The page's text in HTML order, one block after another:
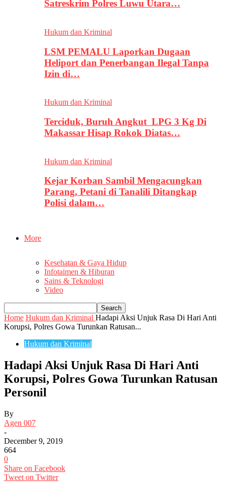
Satreskrim Polres Luwu Utara…
Hukum dan Kriminal
LSM PEMALU Laporkan Dugaan
Heliport dan Penerbangan Ilegal Tanpa
Izin di…
Hukum dan Kriminal
Terciduk, Buruh Angkut LPG 3 Kg Di
Makassar Hisap Rokok Diatas…
Hukum dan Kriminal
Kejar Korban Sambil Mengacungkan
Parang, Petani di Tanalili Ditangkap
Polisi dalam…
More
Kesehatan & Gaya Hidup
Infotaimen & Hiburan
Sains & Teknologi
Video
Home Hukum dan Kriminal Hadapi Aksi Unjuk Rasa Di Hari Anti
Korupsi, Polres Gowa Turunkan Ratusan...
Hukum dan Kriminal
Hadapi Aksi Unjuk Rasa Di Hari Anti
Korupsi, Polres Gowa Turunkan Ratusan
Personil
By
Agen 007
-
December 9, 2019
664
0
Share on Facebook
Tweet on Twitter